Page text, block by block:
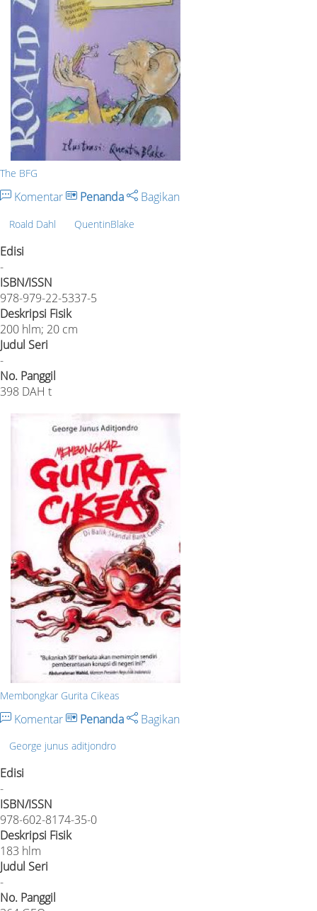
The BFG
Komentar Penanda Bagikan
Roald Dahl QuentinBlake
Edisi
-
ISBN/ISSN
978-979-22-5337-5
Deskripsi Fisik
200 hlm; 20 cm
Judul Seri
-
No. Panggil
398 DAH t
Membongkar Gurita Cikeas
Komentar Penanda Bagikan
George junus aditjondro
Edisi
-
ISBN/ISSN
978-602-8174-35-0
Deskripsi Fisik
183 hlm
Judul Seri
-
No. Panggil